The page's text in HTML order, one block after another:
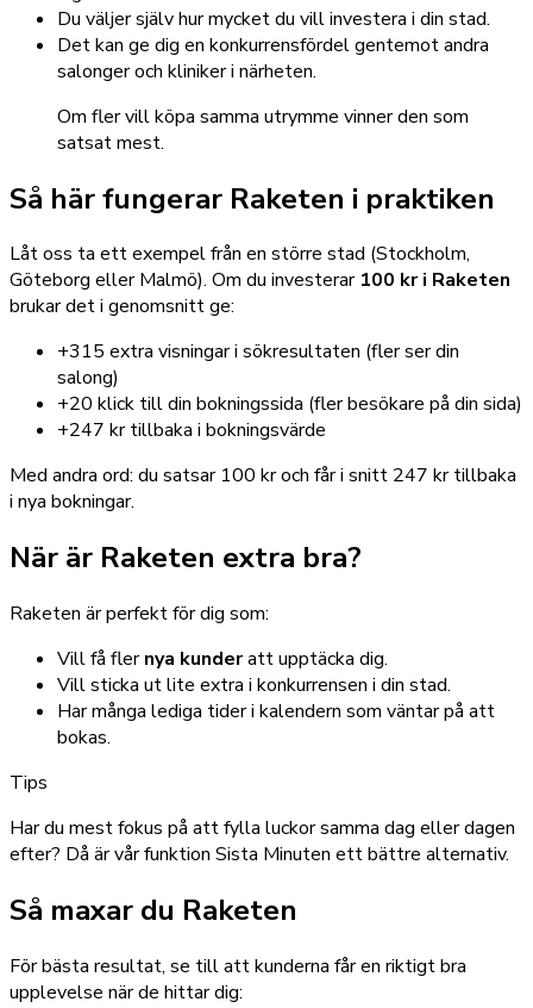
Du väljer själv hur mycket du vill investera i din stad.
Det kan ge dig en konkurrensfördel gentemot andra
salonger och kliniker i närheten.
Om fler vill köpa samma utrymme vinner den som
satsat mest.
Så här fungerar Raketen i praktiken
Låt oss ta ett exempel från en större stad (Stockholm,
Göteborg eller Malmö). Om du investerar 100 kr i Raketen
brukar det i genomsnitt ge:
+315 extra visningar i sökresultaten (fler ser din
salong)
+20 klick till din bokningssida (fler besökare på din sida)
+247 kr tillbaka i bokningsvärde
Med andra ord: du satsar 100 kr och får i snitt 247 kr tillbaka
i nya bokningar.
När är Raketen extra bra?
Raketen är perfekt för dig som:
Vill få flernya kunderatt upptäcka dig.
Vill sticka ut lite extra i konkurrensen i din stad.
Har många lediga tider i kalendern som väntar på att
bokas.
Tips
Har du mest fokus på att fylla luckor samma dag eller dagen
efter? Då är vår funktion Sista Minuten ett bättre alternativ.
Så maxar du Raketen
För bästa resultat, se till att kunderna får en riktigt bra
upplevelse när de hittar dig: